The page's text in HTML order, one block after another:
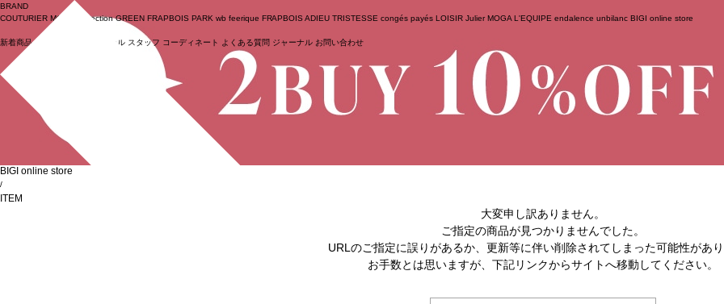
ログイン
BRAND
COUTURIER MOGA Collection GREEN FRAPBOIS PARK wb feerique FRAPBOIS ADIEU TRISTESSE congés payés LOISIR Julier MOGA L'EQUIPE endalence unbilanc BIGI online store
新着商品 (ライブ) セール スタッフ コーディネート よくある質問 ジャーナル お問い合わせ
BIGI online store
/
ITEM
大変申し訳ありません。
ご指定の商品が見つかりませんでした。
URLのご指定に誤りがあるか、更新等に伴い削除されてしまった可能性があ
お手数とは思いますが、下記リンクからサイトへ移動してください。